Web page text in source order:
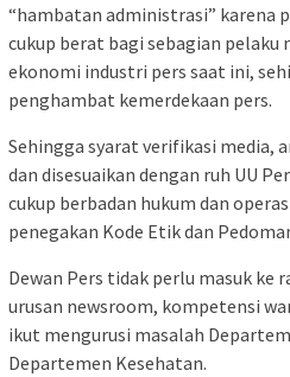
“hambatan administrasi” karena
cukup berat bagi sebagian pelaku
ekonomi industri pers saat ini,
penghambat kemerdekaan pers.
Sehingga syarat verifikasi media,
dan disesuaikan dengan ruh UU
cukup berbadan hukum dan
penegakan Kode Etik dan
Dewan Pers tidak perlu masuk ke
urusan newsroom, kompetensi
ikut mengurusi masalah
Departemen Kesehatan.